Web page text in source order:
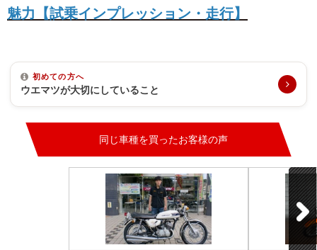
魅力【試乗インプレッション・走行】
初めての方へ
ウエマツが大切にしていること
同じ車種を買ったお客様の声